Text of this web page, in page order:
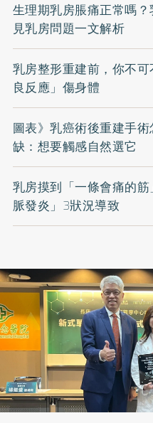
生理期乳房脹痛正常嗎
見乳房問題一文解析
乳房整形重建前，你不
良反應」傷身體
圖表》乳癌術後重建手
缺：想要觸感自然選它
乳房摸到「一條會痛的
脈發炎」3狀況導致